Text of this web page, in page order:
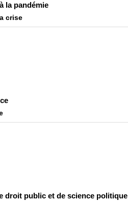
la pandémie
crise
droit public et de science politique